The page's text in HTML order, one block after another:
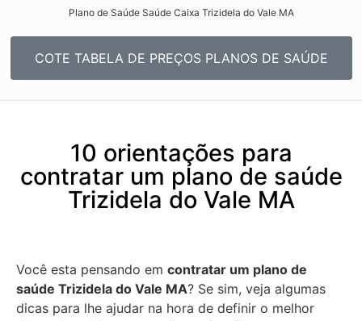
Plano de Saúde Saúde Caixa Trizidela do Vale MA​
COTE TABELA DE PREÇOS PLANOS DE SAÚDE
10 orientações para
contratar um plano de saúde
Trizidela do Vale MA
Você esta pensando em contratar um plano de
saúde Trizidela do Vale MA? Se sim, veja algumas
dicas para lhe ajudar na hora de definir o melhor